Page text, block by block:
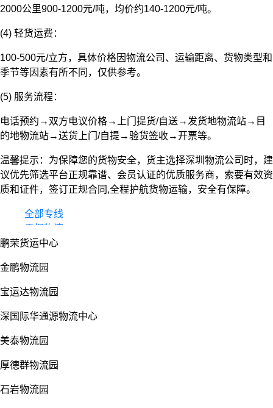
2000公里900-1200元/吨，均价约140-1200元/吨。
(4) 轻货运费：
100-500元/立方，具体价格因物流公司、运输距离、货物类型和
季节等因素有所不同，仅供参考。
(5) 服务流程：
电话预约→双方电议价格→上门提货/自送→发货地物流站→目
的地物流站→送货上门/自提→验货签收→开票等。
温馨提示：为保障您的货物安全，货主选择深圳物流公司时，建
议优先筛选平台正规靠谱、会员认证的优质服务商，索要有效资
质和证件，签订正规合同,全程护航货物运输，安全有保障。
全部专线
零担物流
整车货运
鹏荣货运中心
金鹏物流园
宝运达物流园
深国际华通源物流中心
美泰物流园
厚德群物流园
石岩物流园